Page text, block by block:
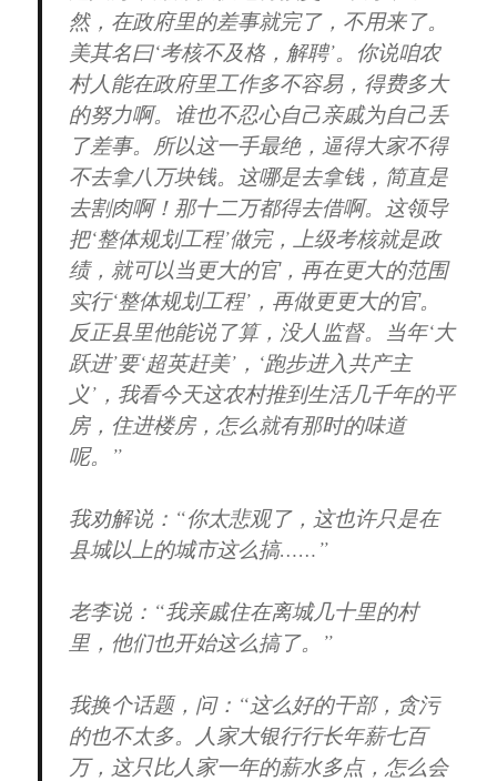
然，在政府里的差事就完了，不用来了。
美其名曰‘考核不及格，解聘’。你说咱农
村人能在政府里工作多不容易，得费多大
的努力啊。谁也不忍心自己亲戚为自己丢
了差事。所以这一手最绝，逼得大家不得
不去拿八万块钱。这哪是去拿钱，简直是
去割肉啊！那十二万都得去借啊。这领导
把‘整体规划工程’做完，上级考核就是政
绩，就可以当更大的官，再在更大的范围
实行‘整体规划工程’，再做更更大的官。
反正县里他能说了算，没人监督。当年‘大
跃进’要‘超英赶美’，‘跑步进入共产主
义’，我看今天这农村推到生活几千年的平
房，住进楼房，怎么就有那时的味道
呢。”
我劝解说：“你太悲观了，这也许只是在
县城以上的城市这么搞……”
老李说：“我亲戚住在离城几十里的村
里，他们也开始这么搞了。”
我换个话题，问：“这么好的干部，贪污
的也不太多。人家大银行行长年薪七百
万，这只比人家一年的薪水多点，怎么会